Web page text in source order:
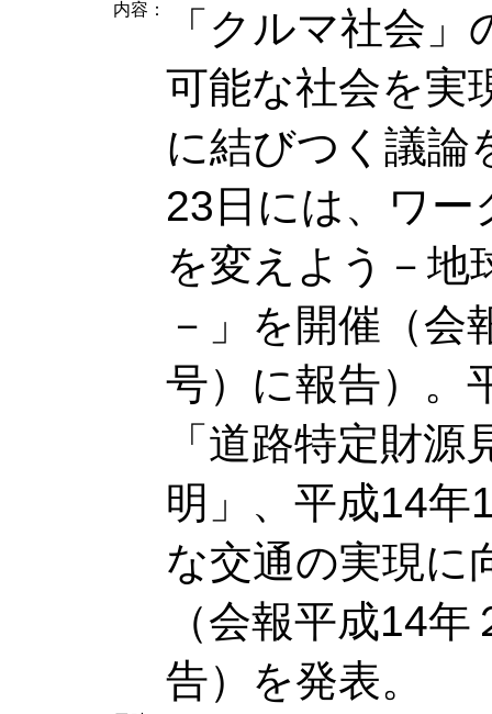
内容：
「クルマ社会
可能な社会を実
に結びつく議論
23日には、ワ
を変えよう－地
－」を開催（会
号）に報告）。
「道路特定財
明」、平成14年
な交通の実現に
（会報平成14
告）を発表。